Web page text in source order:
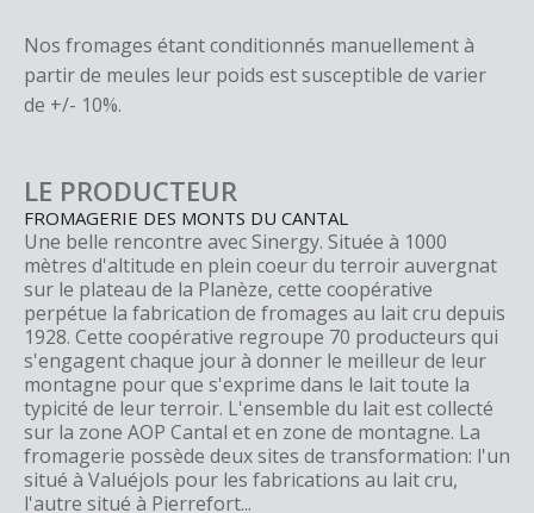
Nos fromages étant conditionnés manuellement à
partir de meules leur poids est susceptible de varier
de +/- 10%.
LE PRODUCTEUR
FROMAGERIE DES MONTS DU CANTAL
Une belle rencontre avec Sinergy. Située à 1000
mètres d'altitude en plein coeur du terroir auvergnat
sur le plateau de la Planèze, cette coopérative
perpétue la fabrication de fromages au lait cru depuis
1928. Cette coopérative regroupe 70 producteurs qui
s'engagent chaque jour à donner le meilleur de leur
montagne pour que s'exprime dans le lait toute la
typicité de leur terroir. L'ensemble du lait est collecté
sur la zone AOP Cantal et en zone de montagne. La
fromagerie possède deux sites de transformation: l'un
situé à Valuéjols pour les fabrications au lait cru,
l'autre situé à Pierrefort...